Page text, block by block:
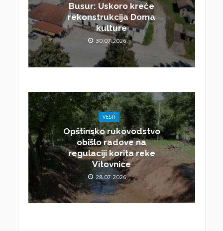
Busur: Uskoro kreće
rekonstrukcija Doma
kulture
30.07.2026.
VESTI
Opštinsko rukovodstvo
obišlo radove na
regulaciji korita reke
Vitovnice
28.07.2026.